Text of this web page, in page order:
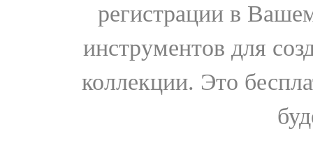
регистрации в
инструментов для
коллекции. Это